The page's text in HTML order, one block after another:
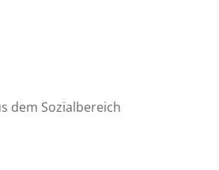
dem Sozialbereich